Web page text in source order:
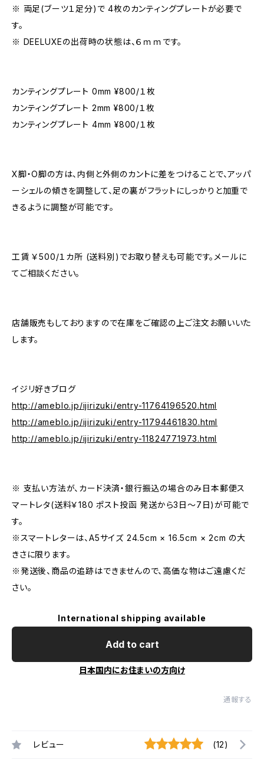
※ 両足(ブーツ１足分)で 4枚のカンティングプレートが必要で
す。
※ DEELUXEの出荷時の状態は、６ｍｍです。
カンティングプレート 0mm ¥800/１枚
カンティングプレート 2mm ¥800/１枚
カンティングプレート 4mm ¥800/１枚
X脚・O脚の方は、内側と外側のカントに差をつけることで、アッパ
ーシェルの傾きを調整して、足の裏がフラットにしっかりと加重で
きるように調整が可能です。
工賃 ￥500/１カ所 (送料別)でお取り替えも可能です。メールに
てご相談ください。
店舗販売もしておりますので在庫をご確認の上ご注文お願いいた
します。
イジリ好きブログ
http://ameblo.jp/ijirizuki/entry-11764196520.html
http://ameblo.jp/ijirizuki/entry-11794461830.html
http://ameblo.jp/ijirizuki/entry-11824771973.html
※ 支払い方法が、カード決済・銀行振込の場合のみ日本郵便ス
マートレタ(送料￥180 ポスト投函 発送から3日〜7日)が可能で
す。
※スマートレターは、A5サイズ 24.5cm × 16.5cm × 2cm の大
きさに限ります。
※発送後、商品の追跡はできませんので、高価な物はご遠慮くだ
さい。
International shipping available
Add to cart
日本国内にお住まいの方向け
通報する
レビュー (12)